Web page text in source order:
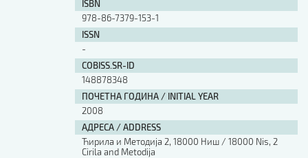
ISBN
978-86-7379-153-1
ISSN
-
COBISS.SR-ID
148878348
ПОЧЕТНА ГОДИНА / INITIAL YEAR
2008
АДРЕСА / ADDRESS
Ћирила и Методија 2, 18000 Ниш / 18000 Nis, 2
Cirila and Metodija